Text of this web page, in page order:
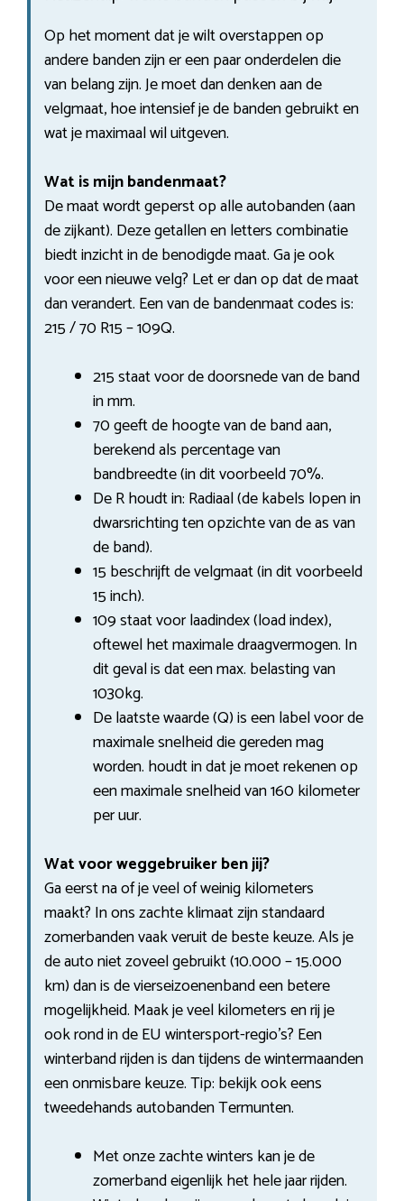
Op het moment dat je wilt overstappen op
andere banden zijn er een paar onderdelen die
van belang zijn. Je moet dan denken aan de
velgmaat, hoe intensief je de banden gebruikt en
wat je maximaal wil uitgeven.
Wat is mijn bandenmaat?
De maat wordt geperst op alle autobanden (aan
de zijkant). Deze getallen en letters combinatie
biedt inzicht in de benodigde maat. Ga je ook
voor een nieuwe velg? Let er dan op dat de maat
dan verandert. Een van de bandenmaat codes is:
215 / 70 R15 – 109Q.
215 staat voor de doorsnede van de band
in mm.
70 geeft de hoogte van de band aan,
berekend als percentage van
bandbreedte (in dit voorbeeld 70%.
De R houdt in: Radiaal (de kabels lopen in
dwarsrichting ten opzichte van de as van
de band).
15 beschrijft de velgmaat (in dit voorbeeld
15 inch).
109 staat voor laadindex (load index),
oftewel het maximale draagvermogen. In
dit geval is dat een max. belasting van
1030kg.
De laatste waarde (Q) is een label voor de
maximale snelheid die gereden mag
worden. houdt in dat je moet rekenen op
een maximale snelheid van 160 kilometer
per uur.
Wat voor weggebruiker ben jij?
Ga eerst na of je veel of weinig kilometers
maakt? In ons zachte klimaat zijn standaard
zomerbanden vaak veruit de beste keuze. Als je
de auto niet zoveel gebruikt (10.000 – 15.000
km) dan is de vierseizoenenband een betere
mogelijkheid. Maak je veel kilometers en rij je
ook rond in de EU wintersport-regio’s? Een
winterband rijden is dan tijdens de wintermaanden
een onmisbare keuze. Tip: bekijk ook eens
tweedehands autobanden Termunten.
Met onze zachte winters kan je de
zomerband eigenlijk het hele jaar rijden.